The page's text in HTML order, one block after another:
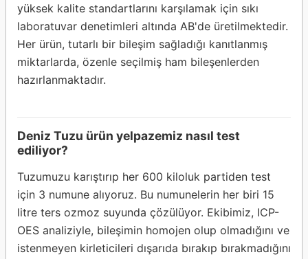
yüksek kalite standartlarını karşılamak için sıkı
laboratuvar denetimleri altında AB'de üretilmektedir.
Her ürün, tutarlı bir bileşim sağladığı kanıtlanmış
miktarlarda, özenle seçilmiş ham bileşenlerden
hazırlanmaktadır.
Deniz Tuzu ürün yelpazemiz nasıl test
ediliyor?
Tuzumuzu karıştırıp her 600 kiloluk partiden test
için 3 numune alıyoruz. Bu numunelerin her biri 15
litre ters ozmoz suyunda çözülüyor. Ekibimiz, ICP-
OES analiziyle, bileşimin homojen olup olmadığını ve
istenmeyen kirleticileri dışarıda bırakıp bırakmadığını